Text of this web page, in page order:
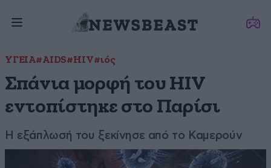
ΥΓΕΙΑ#AIDS#HIV#ιός
Σπάνια μορφή του HIV
εντοπίστηκε στο Παρίσι
Η εξάπλωσή του ξεκίνησε από το Καμερούν